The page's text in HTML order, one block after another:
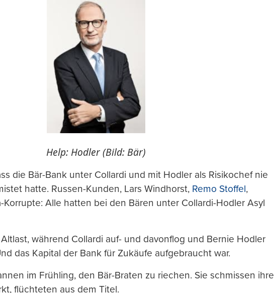
Help: Hodler (Bild: Bär)
die Bär-Bank unter Collardi und mit Hodler als Risikochef nie
hatte. Russen-Kunden, Lars Windhorst, Remo Stoffel,
Korrupte: Alle hatten bei den Bären unter Collardi-Hodler Asyl
während Collardi auf- und davonflog und Bernie Hodler
das Kapital der Bank für Zukäufe aufgebraucht war.
im Frühling, den Bär-Braten zu riechen. Sie schmissen ihre
flüchteten aus dem Titel.